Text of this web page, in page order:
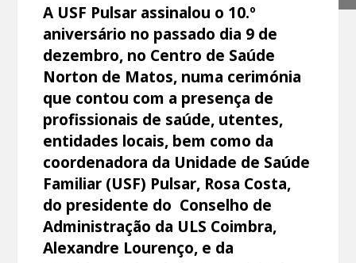
A USF Pulsar assinalou o 10.º
aniversário no passado dia 9 de
dezembro, no Centro de Saúde
Norton de Matos, numa cerimónia
que contou com a presença de
profissionais de saúde, utentes,
entidades locais, bem como da
coordenadora da Unidade de Saúde
Familiar (USF) Pulsar, Rosa Costa,
do presidente do Conselho de
Administração da ULS Coimbra,
Alexandre Lourenço, e da